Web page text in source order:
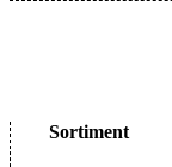
Sortiment